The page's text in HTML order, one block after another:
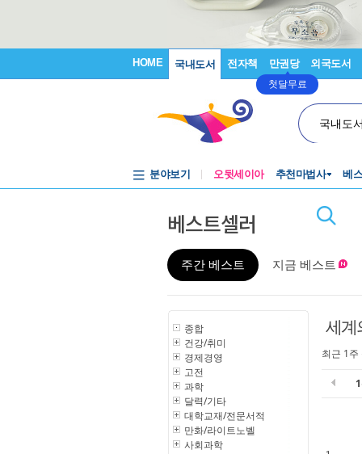
HOME 국내도서 전자책 만권당
첫달무료
외국도서
국내도
분야보기 오뒷세이아 추천마법사 베
베스트셀러
주간 베스트 지금 베스트
종합
건강/취미
경제경영
고전
과학
달력/기타
대학교재/전문서적
만화/라이트노벨
사회과학
세계
최근 1